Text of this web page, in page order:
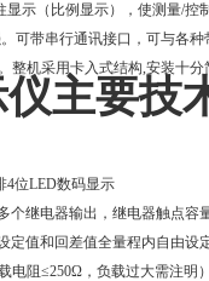
示（比例显示），使测量/控
可带串行通讯接口，可与各
机采用卡入式结构,安装十分
主要技
4位LED数码显示
个继电器输出，继电器触点容
定值和回差值全量程内自由设
电阻 ≤250Ω，负载过大需注明）